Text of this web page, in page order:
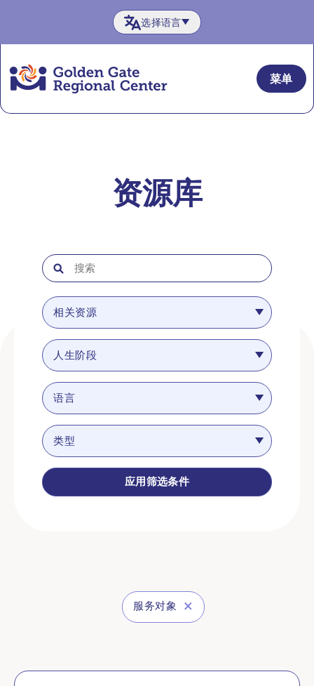
内
选择语言
菜单
资源库
资源对象：服务对象
相关资源
人生阶段
语言
类型
应用筛选条件
服务对象